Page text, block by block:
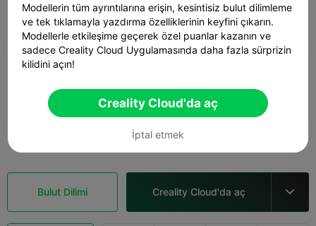
 01h 07m  1 plates  27.42g
1d 09h 3 plates
Daha fazla gör
Bulut Dilimi Creality Cloud'da aç 
Modellerin tüm ayrıntılarına erişin, kesintisiz bulut dilimleme
ve tek tıklamayla yazdırma özelliklerinin keyfini çıkarın.
Modellerle etkileşime geçerek özel puanlar kazanın ve
sadece Creality Cloud Uygulamasında daha fazla sürprizin
kilidini açın!
Creality Cloud'da aç
İptal etmek